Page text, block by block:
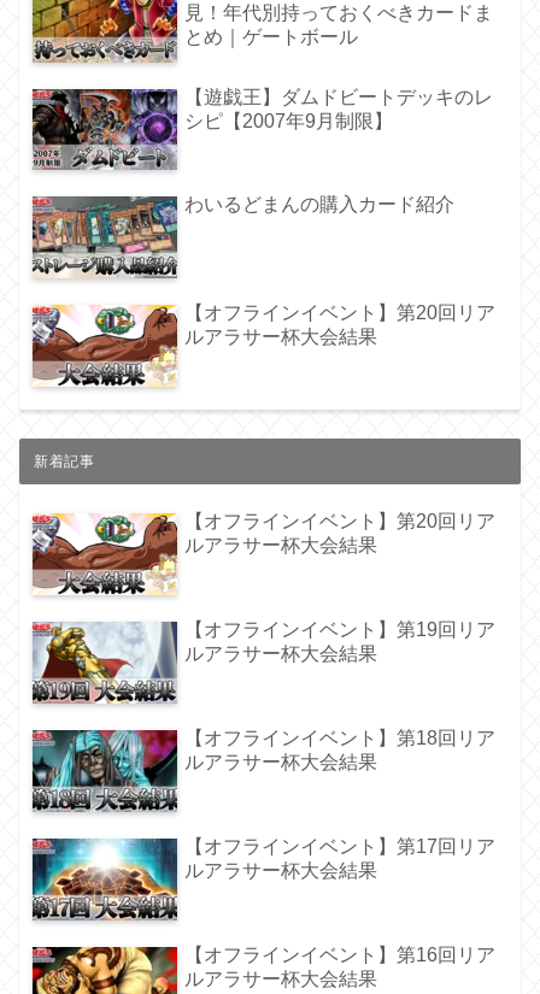
見！年代別持っておくべきカードま
とめ｜ゲートボール
【遊戯王】ダムドビートデッキのレ
シピ【2007年9月制限】
わいるどまんの購入カード紹介
【オフラインイベント】第20回リア
ルアラサー杯大会結果
新着記事
【オフラインイベント】第20回リア
ルアラサー杯大会結果
【オフラインイベント】第19回リア
ルアラサー杯大会結果
【オフラインイベント】第18回リア
ルアラサー杯大会結果
【オフラインイベント】第17回リア
ルアラサー杯大会結果
【オフラインイベント】第16回リア
ルアラサー杯大会結果